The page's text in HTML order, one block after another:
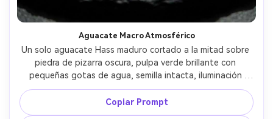
Aguacate Macro Atmosférico
Un solo aguacate Hass maduro cortado a la mitad sobre
piedra de pizarra oscura, pulpa verde brillante con
pequeñas gotas de agua, semilla intacta, iluminación
lateral dramática con sombras profundas, textura ultra-
realista y poros, tomada con Sony A7IV y lente macro de
90mm, poca profundidad de campo, enfoque nítido en la
Copiar Prompt